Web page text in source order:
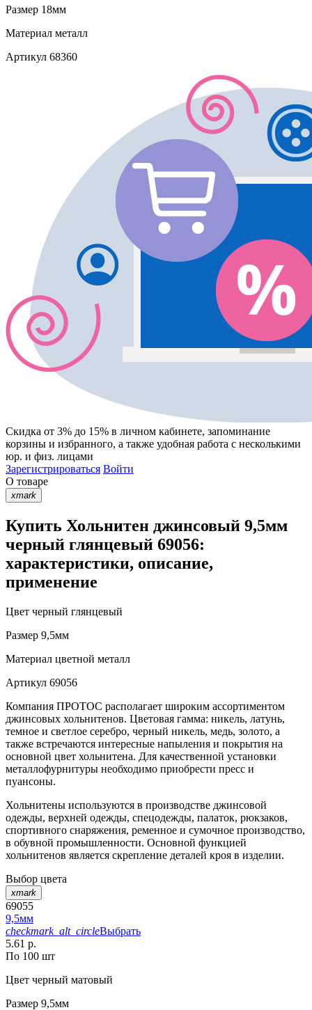
Размер 18мм
Материал металл
Артикул 68360
Скидка от 3% до 15% в личном кабинете, запоминание
корзины и избранного, а также удобная работа с несколькими
юр. и физ. лицами
Зарегистрироваться Войти
О товаре
xmark
Купить Хольнитен джинсовый 9,5мм
черный глянцевый 69056:
характеристики, описание,
применение
Цвет черный глянцевый
Размер 9,5мм
Материал цветной металл
Артикул 69056
Компания ПРОТОС располагает широким ассортиментом
джинсовых хольнитенов. Цветовая гамма: никель, латунь,
темное и светлое серебро, черный никель, медь, золото, а
также встречаются интересные напыления и покрытия на
основной цвет хольнитена. Для качественной установки
металлофурнитуры необходимо приобрести пресс и
пуансоны.
Хольнитены используются в производстве джинсовой
одежды, верхней одежды, спецодежды, палаток, рюкзаков,
спортивного снаряжения, ременное и сумочное производство,
в обувной промышленности. Основной функцией
хольнитенов является скрепление деталей кроя в изделии.
Выбор цвета
xmark
69055
9,5мм
checkmark_alt_circleВыбрать
5.61 р.
По 100 шт
Цвет черный матовый
Размер 9,5мм